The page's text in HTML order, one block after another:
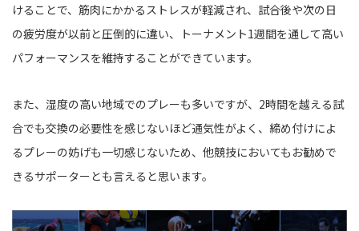
けることで、筋肉にかかるストレスが軽減され、試合後や次の日
の疲労度が以前と圧倒的に違い、トーナメント1週間を通して高い
パフォーマンスを維持することができています。
また、湿度の高い地域でのプレーも多いですが、2時間を越える試
合でも交換の必要性を感じないほど通気性がよく、締め付けによ
るプレーの妨げも一切感じないため、他競技においてもお勧めで
きるサポーターとも言えると思います。